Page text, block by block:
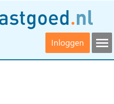
Inloggen